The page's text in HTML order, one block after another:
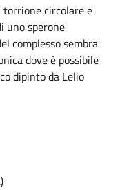
circolare e
uno sperone
complesso sembra
dove è possibile
dipinto da Lelio